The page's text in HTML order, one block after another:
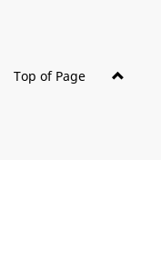
Top of Page